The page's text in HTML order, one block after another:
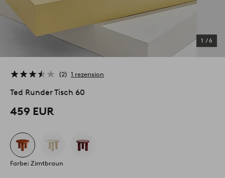
1 /6
2 1 rezension
Ted Runder Tisch 60
459 EUR
Farbe: Zimtbraun